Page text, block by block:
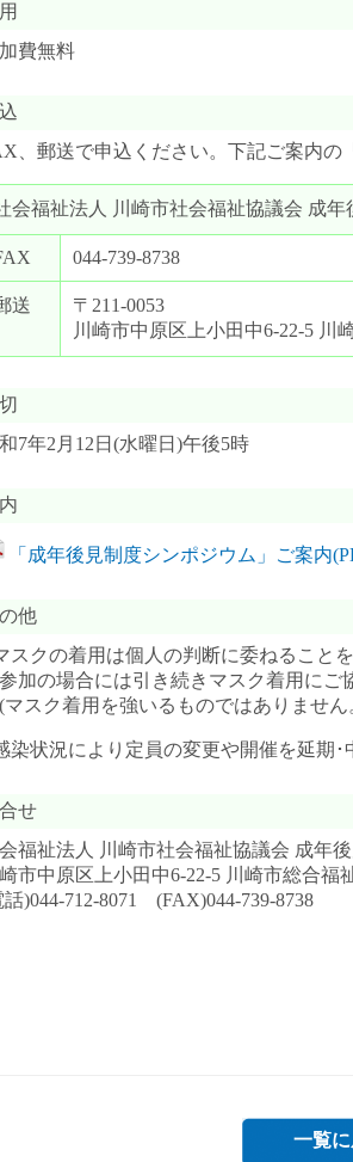
費無料
、郵送で申込ください。下記ご案内の
会福祉法人 川崎市社会福祉協議会 成年
044-739-8738
送
〒211-0053
川崎市中原区上小田中6-22-5 川
7年2月12日(水曜日)午後5時
「成年後見制度シンポジウム」ご案内
他
スクの着用は個人の判断に委ねること
参加の場合には引き続きマスク着用にご
(マスク着用を強いるものではありません
染状況により定員の変更や開催を延期･
せ
福祉法人 川崎市社会福祉協議会 成年
市中原区上小田中6-22-5 川崎市総合福
話)044-712-8071 (FAX)044-739-8738
一覧